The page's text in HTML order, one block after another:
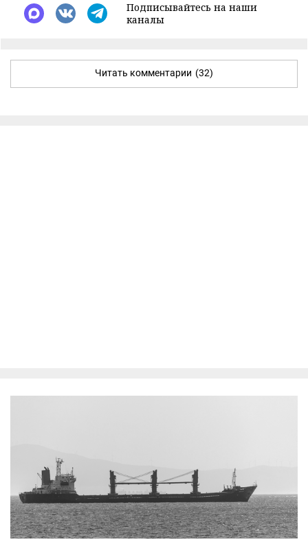
Подписывайтесь на наши
каналы
Читать комментарии (32)